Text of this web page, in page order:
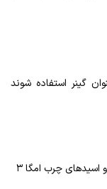
گینر استفاده شوند
اسیدهای چرب امگا ۳